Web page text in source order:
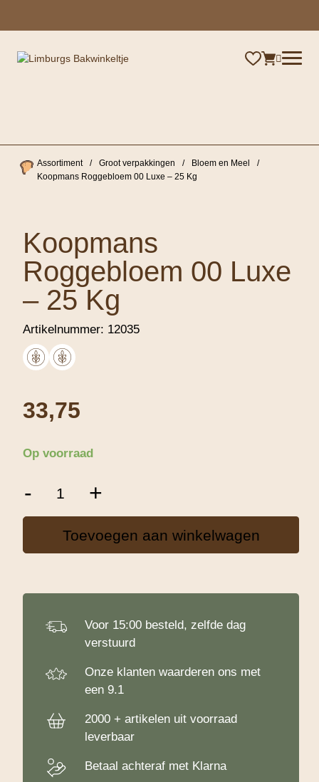
Assortiment / Groot verpakkingen / Bloem en Meel
/
Koopmans Roggebloem 00 Luxe – 25 Kg
Koopmans
Roggebloem 00 Luxe
– 25 Kg
Artikelnummer: 12035
33,75
Op voorraad
-Roggebloem
Luxe
25
+
Toevoegen aan winkelwagen
Voor 15:00 besteld, zelfde dag
verstuurd
Onze klanten waarderen ons met
een 9.1
2000 + artikelen uit voorraad
leverbaar
Betaal achteraf met Klarna